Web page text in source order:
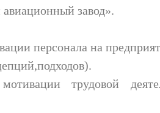
завод».
персонала на
трудовой